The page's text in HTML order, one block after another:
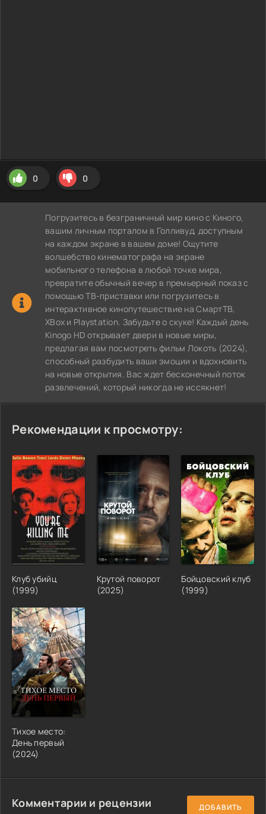
0 0
Погрузитесь в безграничный мир кино с Киного,
вашим личным порталом в Голливуд, доступным
на каждом экране в вашем доме! Ощутите
волшебство кинематографа на экране
мобильного телефона в любой точке мира,
превратите обычный вечер в премьерный показ с
помощью ТВ-приставки или погрузитесь в
интерактивное кинопутешествие на СмартТВ,
XBox и Playstation. Забудьте о скуке! Каждый день
Kinogo HD открывает двери в новые миры,
предлагая вам посмотреть фильм Локоть (2024),
способный разбудить ваши эмоции и вдохновить
на новые открытия. Вас ждет бесконечный поток
развлечений, который никогда не иссякнет!
Рекомендации к просмотру:
Клуб убийц
(1999)
Крутой поворот
(2025)
Бойцовский клуб
(1999)
Тихое место:
День первый
(2024)
Комментарии и рецензии ДОБАВИТЬ